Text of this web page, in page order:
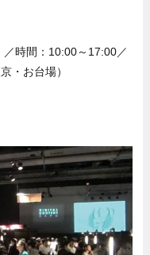
時間：10:00～17:00／
・お台場）